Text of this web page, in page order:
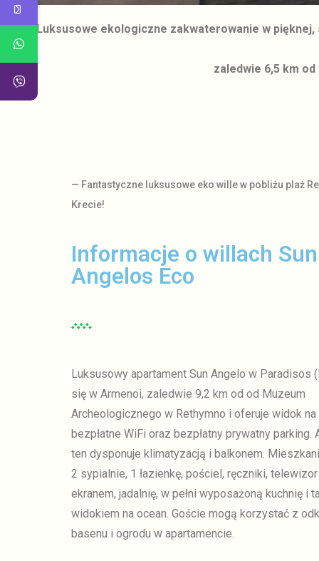
Luksusowe ekologiczne zakwaterowanie w
zaledwie 6,5 km
— Fantastyczne luksusowe eko wille w pobliżu plaż
Krecie!
Informacje o willach Sun
Angelos Eco
Luksusowy apartament Sun Angelo w Paradisos
się w Armenoi, zaledwie 9,2 km od od Muzeum
Archeologicznego w Rethymno i oferuje widok na
bezpłatne WiFi oraz bezpłatny prywatny parking.
ten dysponuje klimatyzacją i balkonem.
2 sypialnie, 1 łazienkę, pościel, ręczniki, telewizor
ekranem, jadalnię, w pełni wyposażoną kuchnię i
widokiem na ocean. Goście mogą korzystać z
basenu i ogrodu w apartamencie.